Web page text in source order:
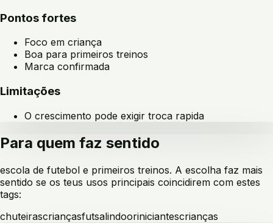
Pontos fortes
Foco em criança
Boa para primeiros treinos
Marca confirmada
Limitações
O crescimento pode exigir troca rapida
Para quem faz sentido
escola de futebol e primeiros treinos. A escolha faz mais
sentido se os teus usos principais coincidirem com estes
tags:
chuteirascriançasfutsalindooriniciantescrianças